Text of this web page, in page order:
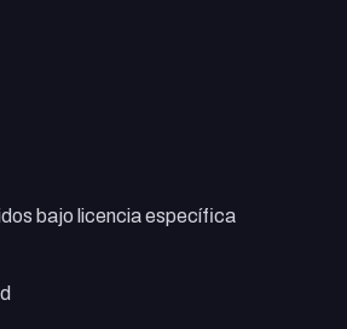
bajo licencia específica